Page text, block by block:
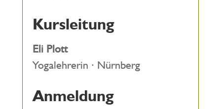
Kursleitung
Eli Plott
Yogalehrerin · Nürnberg
Anmeldung